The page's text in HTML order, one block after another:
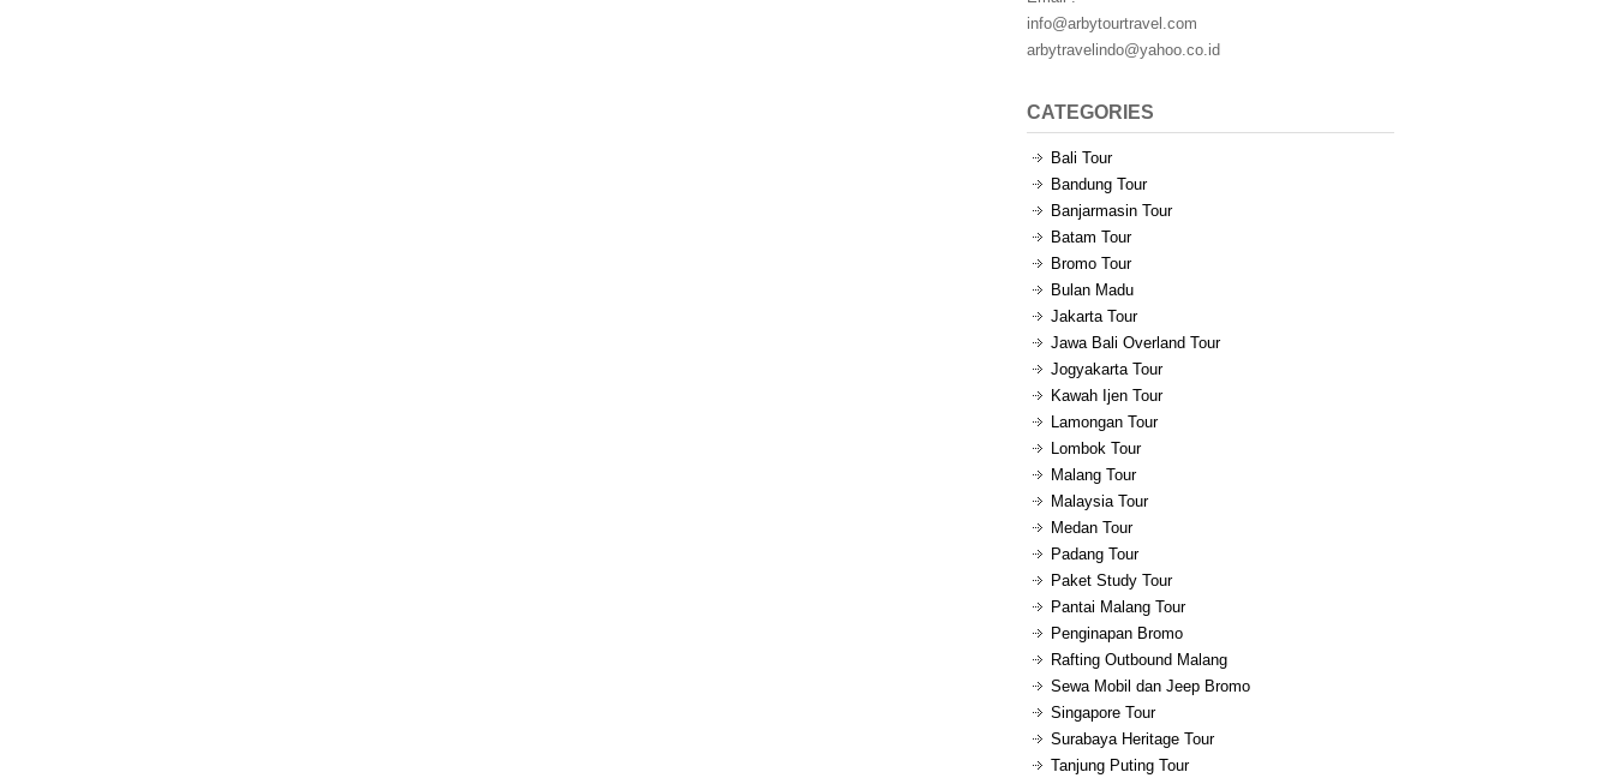
info@arbytourtravel.com
arbytravelindo@yahoo.co.id
CATEGORIES
Bali Tour
Bandung Tour
Banjarmasin Tour
Batam Tour
Bromo Tour
Bulan Madu
Jakarta Tour
Jawa Bali Overland Tour
Jogyakarta Tour
Kawah Ijen Tour
Lamongan Tour
Lombok Tour
Malang Tour
Malaysia Tour
Medan Tour
Padang Tour
Paket Study Tour
Pantai Malang Tour
Penginapan Bromo
Rafting Outbound Malang
Sewa Mobil dan Jeep Bromo
Singapore Tour
Surabaya Heritage Tour
Tanjung Puting Tour